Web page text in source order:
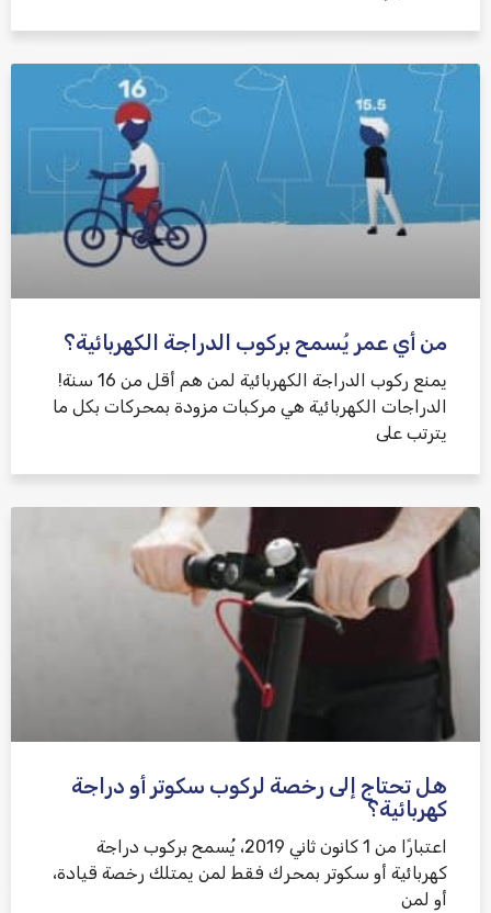
من أي عمر يُسمح بركوب الدراجة الكهربائية؟
يمنع ركوب الدراجة الكهربائية لمن هم أقل من 16 سنة!
الدراجات الكهربائية هي مركبات مزودة بمحركات بكل ما
يترتب على
هل تحتاج إلى رخصة لركوب سكوتر أو دراجة
كهربائية؟
اعتبارًا من 1 كانون ثاني 2019، يُسمح بركوب دراجة
كهربائية أو سكوتر بمحرك فقط لمن يمتلك رخصة قيادة،
أو لمن